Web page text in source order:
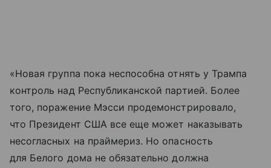
«Новая группа пока неспособна отнять у Трампа
контроль над Республиканской партией. Более
того, поражение Мэсси продемонстрировало,
что Президент США все еще может наказывать
несогласных на праймериз. Но опасность
для Белого дома не обязательно должна